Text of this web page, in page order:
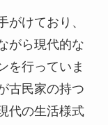
がけており、
がら現代的な
を行っていま
古民家の持つ
代の生活様式